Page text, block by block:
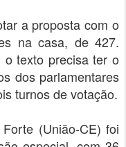
a proposta com o
na casa, de 427.
o texto precisa ter o
dos parlamentares
turnos de votação.
(União-CE) foi